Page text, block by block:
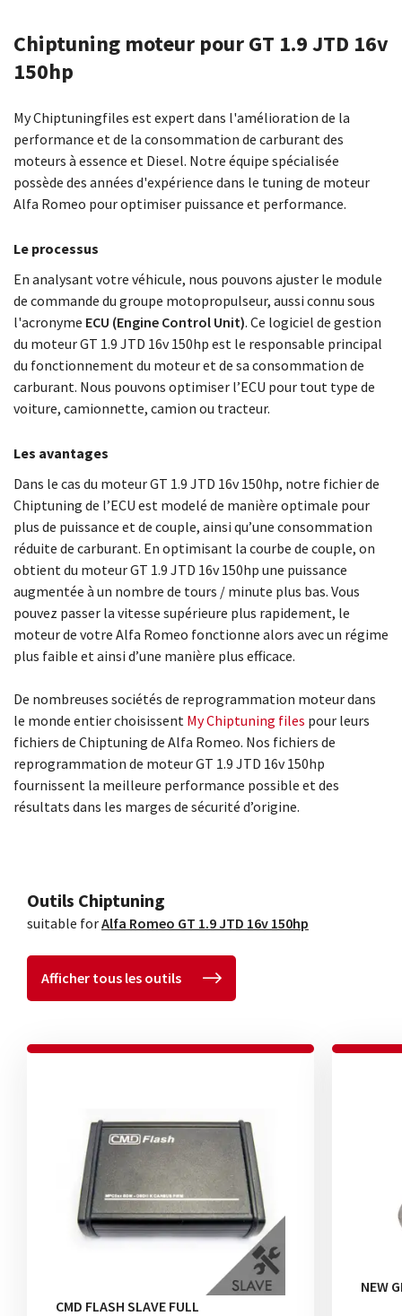
Chiptuning moteur pour GT 1.9 JTD 16v
150hp
My Chiptuningfiles est expert dans l'amélioration de la
performance et de la consommation de carburant des
moteurs à essence et Diesel. Notre équipe spécialisée
possède des années d'expérience dans le tuning de moteur
Alfa Romeo pour optimiser puissance et performance.
Le processus
En analysant votre véhicule, nous pouvons ajuster le module
de commande du groupe motopropulseur, aussi connu sous
l'acronyme ECU (Engine Control Unit). Ce logiciel de gestion
du moteur GT 1.9 JTD 16v 150hp est le responsable principal
du fonctionnement du moteur et de sa consommation de
carburant. Nous pouvons optimiser l’ECU pour tout type de
voiture, camionnette, camion ou tracteur.
Les avantages
Dans le cas du moteur GT 1.9 JTD 16v 150hp, notre fichier de
Chiptuning de l’ECU est modelé de manière optimale pour
plus de puissance et de couple, ainsi qu’une consommation
réduite de carburant. En optimisant la courbe de couple, on
obtient du moteur GT 1.9 JTD 16v 150hp une puissance
augmentée à un nombre de tours / minute plus bas. Vous
pouvez passer la vitesse supérieure plus rapidement, le
moteur de votre Alfa Romeo fonctionne alors avec un régime
plus faible et ainsi d’une manière plus efficace.
De nombreuses sociétés de reprogrammation moteur dans
le monde entier choisissent My Chiptuning files pour leurs
fichiers de Chiptuning de Alfa Romeo. Nos fichiers de
reprogrammation de moteur GT 1.9 JTD 16v 150hp
fournissent la meilleure performance possible et des
résultats dans les marges de sécurité d’origine.
Outils Chiptuning
suitable forAlfa Romeo GT 1.9 JTD 16v 150hp
Afficher tous les outils
CMD FLASH SLAVE FULL
NEW